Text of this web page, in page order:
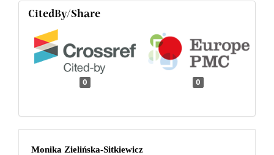
CitedBy/Share
0 0
Main
Monika Zielińska-Sitkiewicz